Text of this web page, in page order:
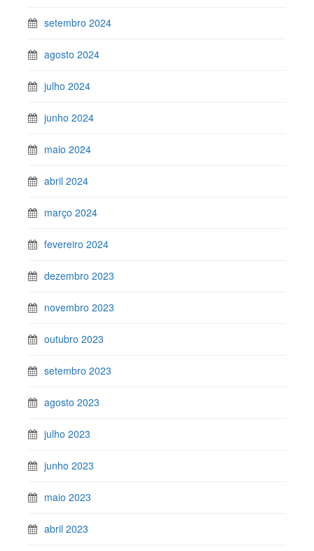
setembro 2024
agosto 2024
julho 2024
junho 2024
maio 2024
abril 2024
março 2024
fevereiro 2024
dezembro 2023
novembro 2023
outubro 2023
setembro 2023
agosto 2023
julho 2023
junho 2023
maio 2023
abril 2023